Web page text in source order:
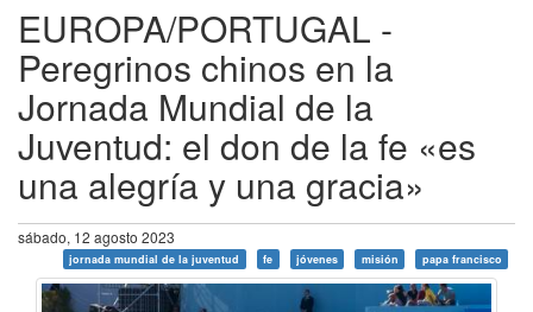
EUROPA/PORTUGAL -
Peregrinos chinos en la
Jornada Mundial de la
Juventud: el don de la fe «es
una alegría y una gracia»
sábado, 12 agosto 2023
jornada mundial de la juventud fe jóvenes misión papa francisco